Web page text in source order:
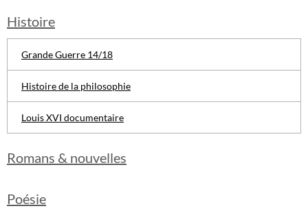
Histoire
Grande Guerre 14/18
Histoire de la philosophie
Louis XVI documentaire
Romans & nouvelles
Poésie